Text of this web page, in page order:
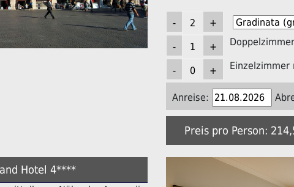
Einzelzimmer
Anreise:
Preis pro Person:
Hotel 4****